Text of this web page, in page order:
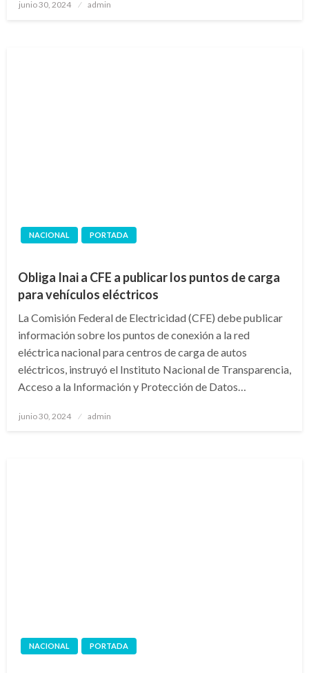
Publicado
junio 30, 2024 admin
NACIONAL PORTADA
Obliga Inai a CFE a publicar los puntos de carga
para vehículos eléctricos
La Comisión Federal de Electricidad (CFE) debe publicar
información sobre los puntos de conexión a la red
eléctrica nacional para centros de carga de autos
eléctricos, instruyó el Instituto Nacional de Transparencia,
Acceso a la Información y Protección de Datos…
Publicado
junio 30, 2024 admin
NACIONAL PORTADA